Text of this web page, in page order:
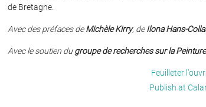
de Bretagne.
Avec des préfaces deMichèle Kirry, deIlona Hans-
Avec le soutien dugroupe de recherches sur la
Feuilleter
Publish at